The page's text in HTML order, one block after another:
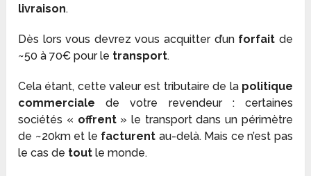
livraison.
Dès lors vous devrez vous acquitter d’un forfait de
~50 à 70€ pour le transport.
Cela étant, cette valeur est tributaire de la politique
commerciale de votre revendeur : certaines
sociétés « offrent» le transport dans un périmètre
de ~20km et le facturent au-delà. Mais ce n’est pas
le cas de tout le monde.